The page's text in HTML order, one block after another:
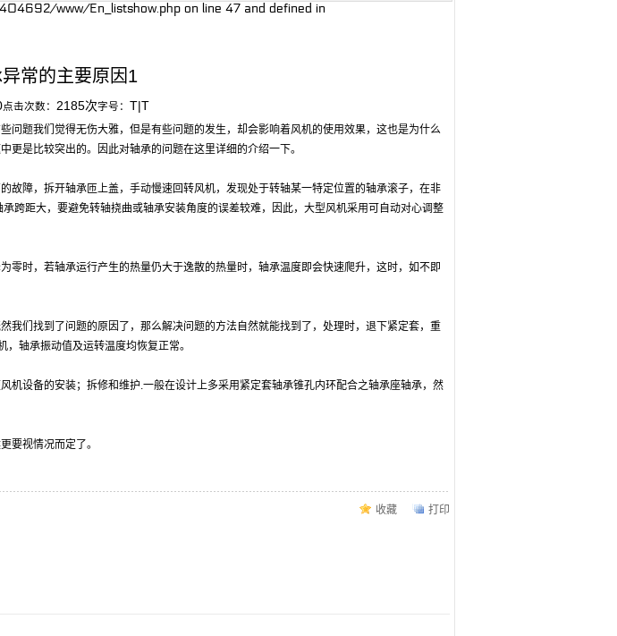
www/En_listshow.php on line 47 and defined in
常的主要原因1
点击次数： 2185次字号： T|T
题我们觉得无伤大雅，但是有些问题的发生，却会影响着风机的使用效果，这也是为什么
是比较突出的。因此对轴承的问题在这里详细的介绍一下。
障，拆开轴承匝上盖，手动慢速回转风机，发现处于转轴某一特定位置的轴承滚子，在非
跨距大，要避免转轴挠曲或轴承安装角度的误差较难，因此，大型风机采用可自动对心调整
时，若轴承运行产生的热量仍大于逸散的热量时，轴承温度即会快速爬升，这时，如不即
们找到了问题的原因了，那么解决问题的方法自然就能找到了，处理时，退下紧定套，重
轴承振动值及运转温度均恢复正常。
设备的安装；拆修和维护.一般在设计上多采用紧定套轴承锥孔内环配合之轴承座轴承，然
要视情况而定了。
收藏 打印